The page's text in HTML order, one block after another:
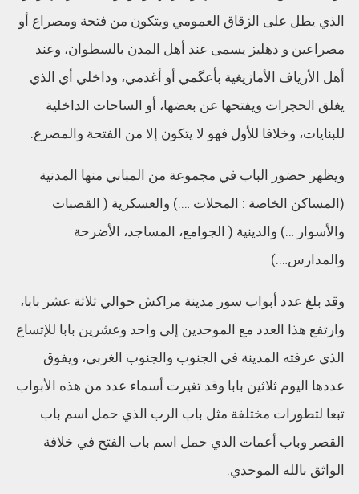
الذي يطل على الزقاق العمومي ويتكون من فتحة ومصراع أو
مصراعين و دهليز يسمى عند أهل المدن بالسطوان، وعند
أهل الأرياف الأمازيغية بأعگمي أو أغدمي، وداخلي أي الذي
يغلق الحجرات ويفتحها عن بعضها، أو الساحات الداخلية
للبنايات، وخلافا للأول فهو لا يتكون إلا من الفتحة والمصرع.
ويظهر حضور الباب في مجموعة من المباني منها المدنية
(المساكن الخاصة : المحلات ….) والعسكرية ( القصبات
والأسوار …) والدينية ( الجوامع، المساجد، الأضرحة
والمدارس….)
وقد بلغ عدد أبواب سور مدينة مراكش حوالي ثلاثة عشر بابا،
وارتفع هذا العدد مع الموحدين إلى واحد وعشرين بابا للإتساع
الذي عرفته المدينة في الجنوب والجنوب الغربي، ويفوق
عددها اليوم ثلاثين بابا وقد تغيرت أسماء عدد من هذه الأبواب
تبعا لتطورات مختلفة مثل باب الرب الذي حمل اسم باب
القصر وباب أعمات الذي حمل اسم باب الفتح في خلافة
الواثق بالله الموحدي.